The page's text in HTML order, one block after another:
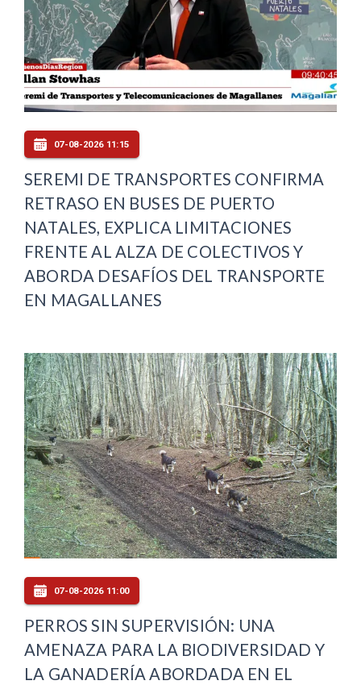
07-08-2026 11:15
SEREMI DE TRANSPORTES CONFIRMA
RETRASO EN BUSES DE PUERTO
NATALES, EXPLICA LIMITACIONES
FRENTE AL ALZA DE COLECTIVOS Y
ABORDA DESAFÍOS DEL TRANSPORTE
EN MAGALLANES
07-08-2026 11:00
PERROS SIN SUPERVISIÓN: UNA
AMENAZA PARA LA BIODIVERSIDAD Y
LA GANADERÍA ABORDADA EN EL